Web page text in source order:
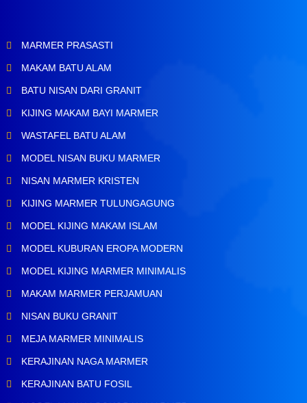
MARMER PRASASTI
MAKAM BATU ALAM
BATU NISAN DARI GRANIT
KIJING MAKAM BAYI MARMER
WASTAFEL BATU ALAM
MODEL NISAN BUKU MARMER
NISAN MARMER KRISTEN
KIJING MARMER TULUNGAGUNG
MODEL KIJING MAKAM ISLAM
MODEL KUBURAN EROPA MODERN
MODEL KIJING MARMER MINIMALIS
MAKAM MARMER PERJAMUAN
NISAN BUKU GRANIT
MEJA MARMER MINIMALIS
KERAJINAN NAGA MARMER
KERAJINAN BATU FOSIL